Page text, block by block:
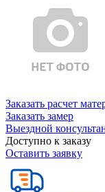
Заказать расчет
Заказать замер
Выездной
Доступно к заказу
Оставить заявку